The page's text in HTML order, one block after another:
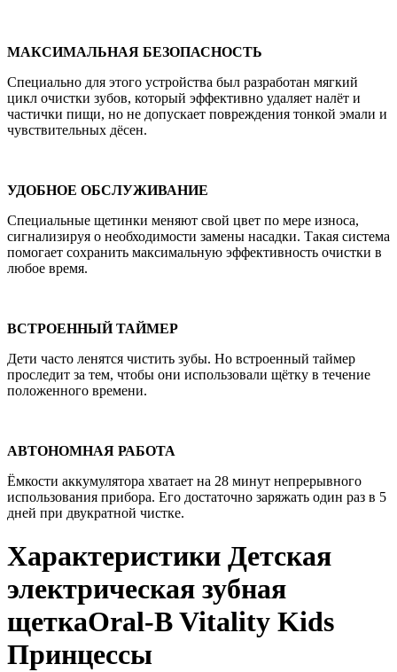
МАКСИМАЛЬНАЯ БЕЗОПАСНОСТЬ
Специально для этого устройства был разработан мягкий
цикл очистки зубов, который эффективно удаляет налёт и
частички пищи, но не допускает повреждения тонкой эмали и
чувствительных дёсен.
УДОБНОЕ ОБСЛУЖИВАНИЕ
Специальные щетинки меняют свой цвет по мере износа,
сигнализируя о необходимости замены насадки. Такая система
помогает сохранить максимальную эффективность очистки в
любое время.
ВСТРОЕННЫЙ ТАЙМЕР
Дети часто ленятся чистить зубы. Но встроенный таймер
проследит за тем, чтобы они использовали щётку в течение
положенного времени.
АВТОНОМНАЯ РАБОТА
Ёмкости аккумулятора хватает на 28 минут непрерывного
использования прибора. Его достаточно заряжать один раз в 5
дней при двукратной чистке.
Характеристики Детская
электрическая зубная
щеткаOral-B Vitality Kids
Принцессы